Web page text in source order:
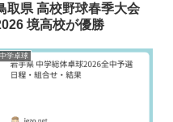
取県 高校野球春季大会
境高校が優勝
中学卓球